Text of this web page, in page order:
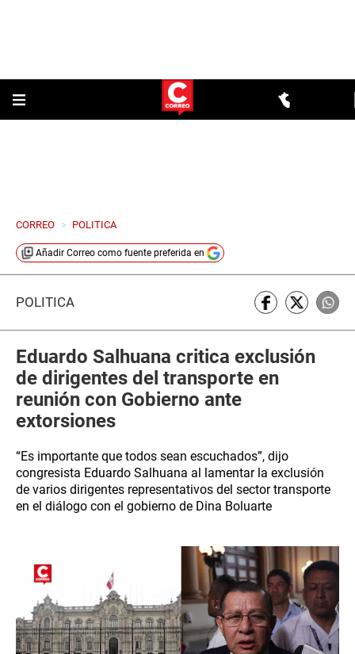
CORREO > POLITICA
Añadir Correo como fuente preferida en
POLÍTICA
Eduardo Salhuana critica exclusión
de dirigentes del transporte en
reunión con Gobierno ante
extorsiones
“Es importante que todos sean escuchados”, dijo
congresista Eduardo Salhuana al lamentar la exclusión
de varios dirigentes representativos del sector transporte
en el diálogo con el gobierno de Dina Boluarte